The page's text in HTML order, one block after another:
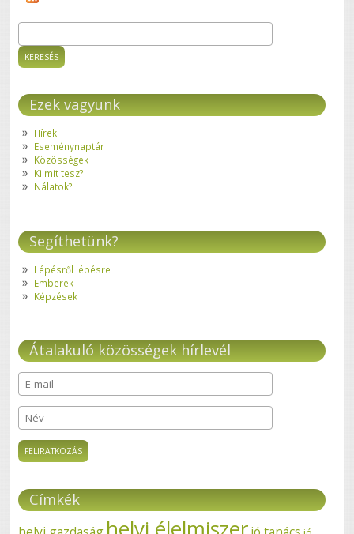
Keresés űrlap
Ezek vagyunk
Hírek
Eseménynaptár
Közösségek
Ki mit tesz?
Nálatok?
Segíthetünk?
Lépésről lépésre
Emberek
Képzések
Átalakuló közösségek hírlevél
E-mail*
Név
Címkék
helyi élelmiszer